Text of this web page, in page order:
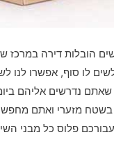
הובלות דירה במרכז
לו סוף, אפשרו לנו
נדרשים אליהם
מזערי ואתם
פלוס כל מבני